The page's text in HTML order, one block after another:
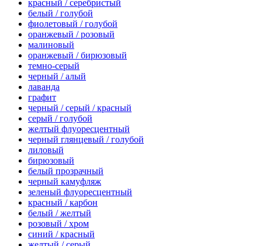
красный / серебристый
белый / голубой
фиолетовый / голубой
оранжевый / розовый
малиновый
оранжевый / бирюзовый
темно-серый
черный / алый
лаванда
графит
черный / серый / красный
серый / голубой
желтый флуоресцентный
черный глянцевый / голубой
лиловый
бирюзовый
белый прозрачный
черный камуфляж
зеленый флуоресцентный
красный / карбон
белый / желтый
розовый / хром
синий / красный